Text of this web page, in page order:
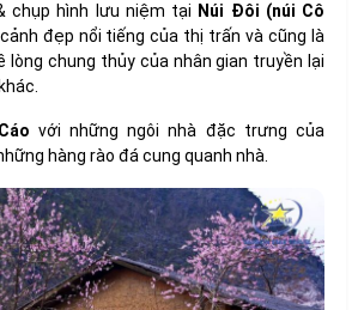
chụp hình lưu niệm tại Núi Đôi (núi Cô
đẹp nổi tiếng của thị trấn và cũng là
lòng chung thủy của nhân gian truyền lại
với những ngôi nhà đặc trưng của
hàng rào đá cung quanh nhà.